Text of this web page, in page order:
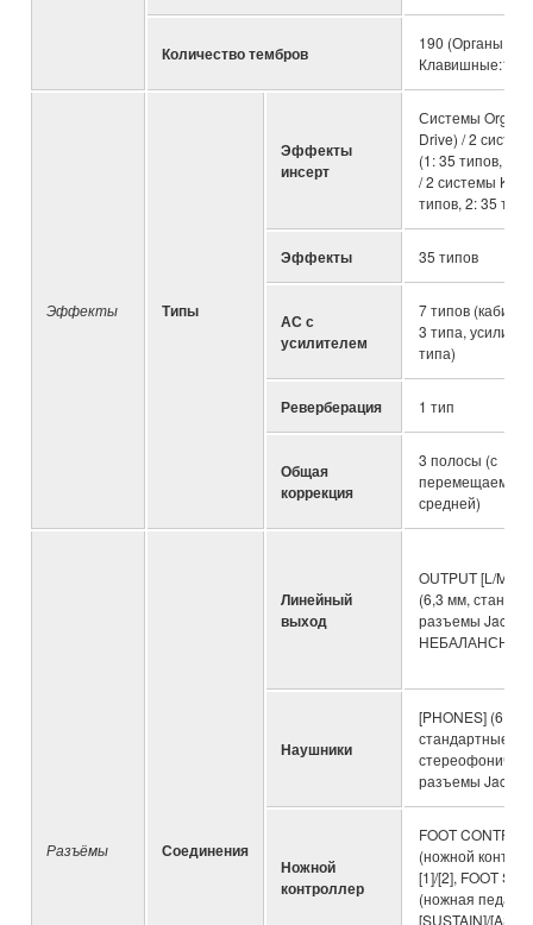
Количество тембров
190 (Органы:9 /
Клавишные:181)
Эффекты Типы
Эффекты
инсерт
Системы Organ
Drive) / 2
(1: 35 типов, 2:
/ 2 системы Key
типов, 2: 35
Эффекты 35 типов
АС с
усилителем
7 типов
3 типа,
типа)
Реверберация 1 тип
Общая
коррекция
3 полосы (с
перемещаемой
средней)
Разъёмы Соединения
Линейный
выход
OUTPUT [L/
(6,3 мм,
разъемы Jack,
Наушники
[PHONES] (6,3
стандартные
разъемы Jack)
Ножной
контроллер
FOOT
(ножной
[1]/[2], FOOT
(ножная педаль)
[SUSTAIN]/